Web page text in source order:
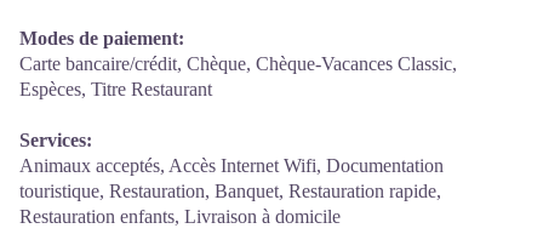
Modes de paiement:
Carte bancaire/crédit, Chèque, Chèque-Vacances Classic,
Espèces, Titre Restaurant
Services:
Animaux acceptés, Accès Internet Wifi, Documentation
touristique, Restauration, Banquet, Restauration rapide,
Restauration enfants, Livraison à domicile